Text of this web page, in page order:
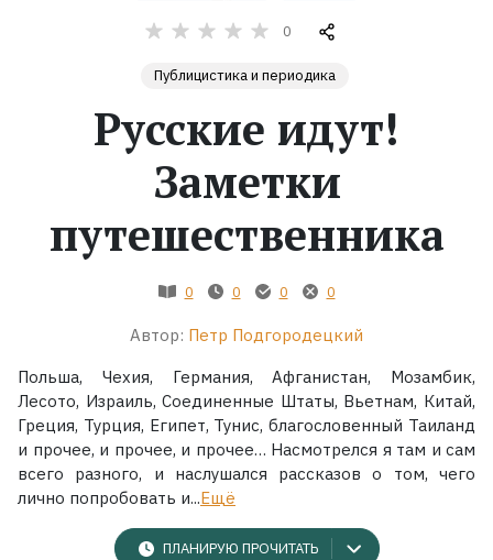
Экранизации
Коллекции
0
Публицистика и периодика
Русские идут!
Заметки
путешественника
0 0 0 0
Автор: Петр Подгородецкий
Польша, Чехия, Германия, Афганистан, Мозамбик,
Лесото, Израиль, Соединенные Штаты, Вьетнам, Китай,
Греция, Турция, Египет, Тунис, благословенный Таиланд
и прочее, и прочее, и прочее… Насмотрелся я там и сам
всего разного, и наслушался рассказов о том, чего
лично попробовать и...Ещё
ПЛАНИРУЮ ПРОЧИТАТЬ